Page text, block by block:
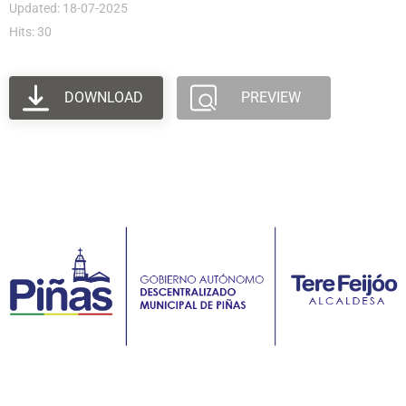
Updated: 18-07-2025
Hits: 30
DOWNLOAD PREVIEW